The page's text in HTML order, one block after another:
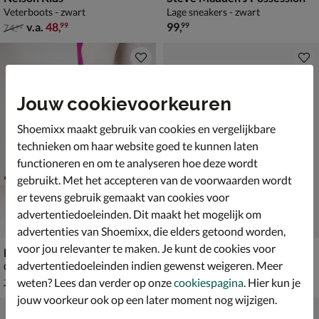
Veterboots - zwart
van € 74,99 vanaf € 48,99
74,99 v.a. 48,99
Lage sneakers - zwart
€ 99,99
99,99
Nelson Kids
Cowboylaarzen - zwart
van € 74,99 voor € 52,49
74 99 52,49
Nelson Kids
Rits- & gesloten boots - zwart
van € 69,99 voor € 48,99
69,99 48,99
Jouw cookievoorkeuren
Shoemixx maakt gebruik van cookies en vergelijkbare
technieken om haar website goed te kunnen laten
functioneren en om te analyseren hoe deze wordt
gebruikt. Met het accepteren van de voorwaarden wordt
er tevens gebruik gemaakt van cookies voor
advertentiedoeleinden. Dit maakt het mogelijk om
advertenties van Shoemixx, die elders getoond worden,
voor jou relevanter te maken. Je kunt de cookies voor
advertentiedoeleinden indien gewenst weigeren. Meer
weten? Lees dan verder op onzecookiespagina. Hier kun je
jouw voorkeur ook op een later moment nog wijzigen.